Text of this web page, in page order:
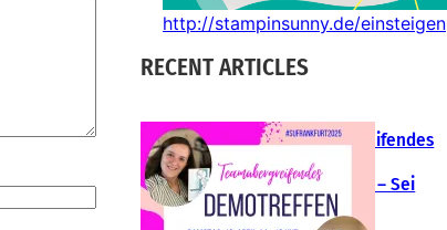
http://stampinsunny.de/einsteigen
RECENT ARTICLES
Teamübergreifendes
Stampin‘ Up!
Demotreffen – Sei
dabei!